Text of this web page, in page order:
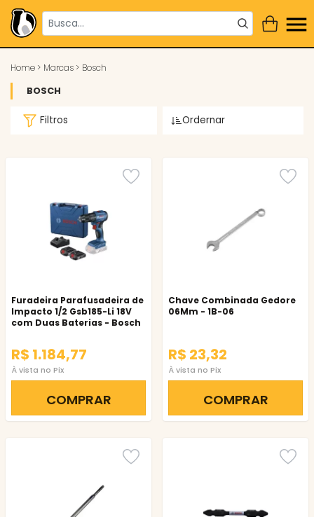
Home > Marcas > Bosch
BOSCH
Filtros Ordernar
Furadeira Parafusadeira de
Impacto 1/2 Gsb185-Li 18V
com Duas Baterias - Bosch
R$ 1.184,77
À vista no Pix
COMPRAR
Chave Combinada Gedore
06Mm - 1B-06
R$ 23,32
À vista no Pix
COMPRAR